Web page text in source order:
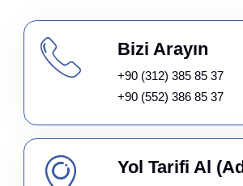
Bizi Arayın
+90 (312) 385 85 37
+90 (552) 386 85 37
Yol Tarifi Al